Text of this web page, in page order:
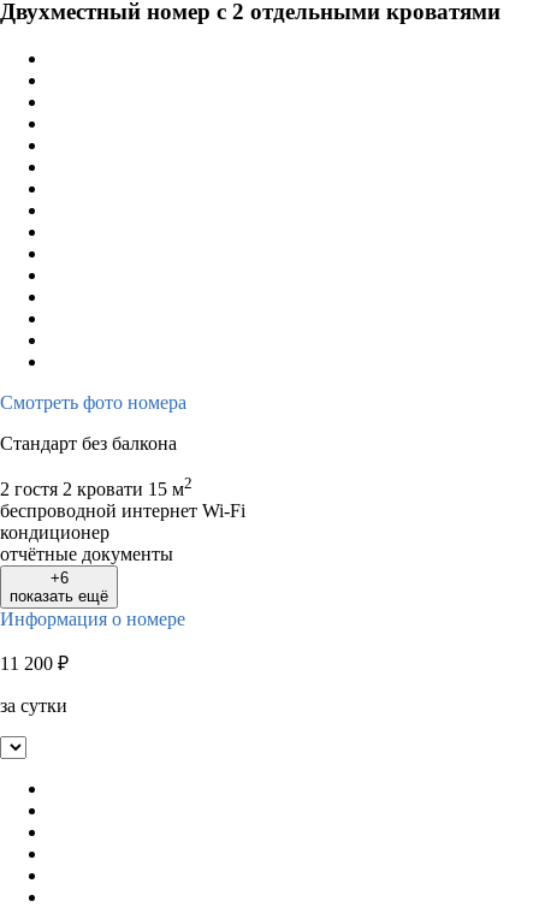
Двухместный номер с 2 отдельными кроватями
Смотреть фото номера
Стандарт без балкона
2 гостя 2 кровати 15 м2
беспроводной интернет Wi-Fi
кондиционер
отчётные документы
+6
показать ещё
Информация о номере
11 200 ₽
за сутки